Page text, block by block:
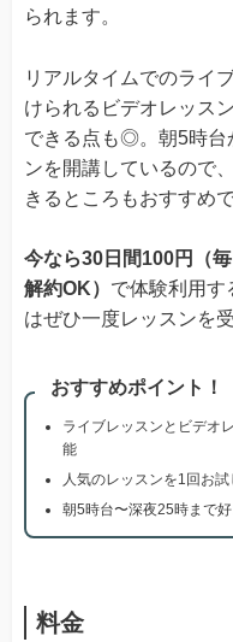
られます。
リアルタイムでのライ
けられるビデオレッス
できる点も◎。朝5時台
ンを開講しているので
きるところもおすすめで
今なら30日間100円（
解約OK） で体験利用す
はぜひ一度レッスンを
おすすめポイント！
ライブレッスンとビデオ
能
人気のレッスンを1回お試
朝5時台〜深夜25時まで
料金